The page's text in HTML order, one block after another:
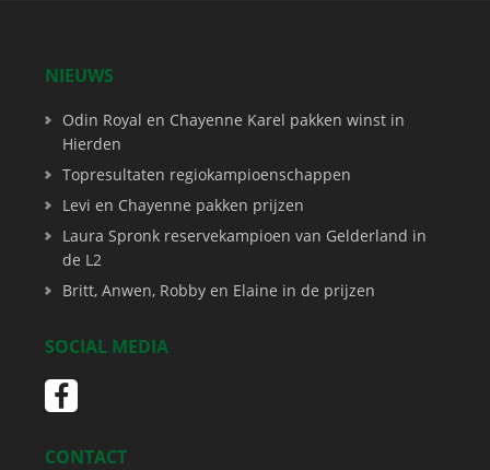
NIEUWS
Odin Royal en Chayenne Karel pakken winst in
Hierden
Topresultaten regiokampioenschappen
Levi en Chayenne pakken prijzen
Laura Spronk reservekampioen van Gelderland in
de L2
Britt, Anwen, Robby en Elaine in de prijzen
SOCIAL MEDIA
CONTACT